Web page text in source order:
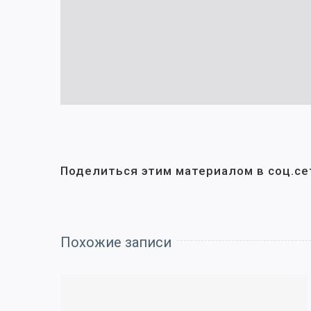
Поделиться этим материалом в
Похожие записи